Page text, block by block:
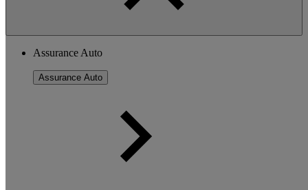
Assurance Auto
Assurance Auto